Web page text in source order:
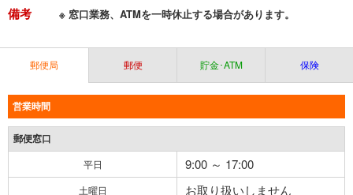
備考 ※ 窓口業務、ATMを一時休止する場合があります。
郵便局 郵便 貯金･ATM 保険
営業時間
郵便窓口
平日 9:00 ～ 17:00
土曜日 お取り扱いしません